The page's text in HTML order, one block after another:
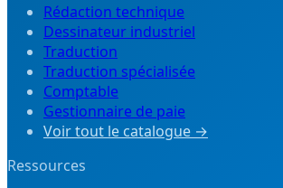
Rédaction technique
Dessinateur industriel
Traduction
Traduction spécialisée
Comptable
Gestionnaire de paie
Voir tout le catalogue →
Ressources